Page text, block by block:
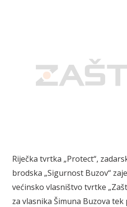
Riječka tvrtka „Protect“,
brodska „Sigurnost Buzov“
većinsko vlasništvo tvrtke
za vlasnika Šimuna Buzova